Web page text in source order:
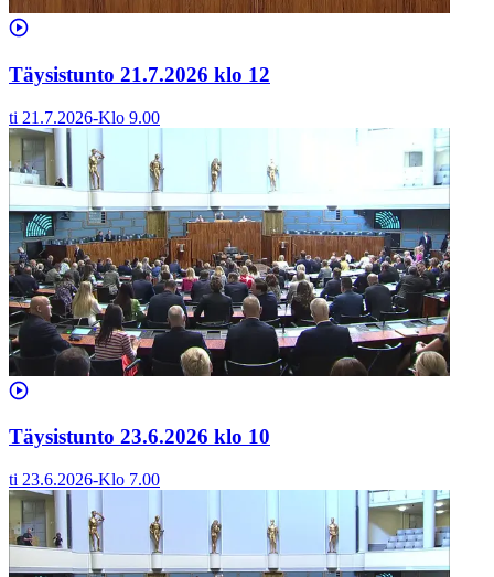
Täysistunto 21.7.2026 klo 12
ti 21.7.2026-Klo 9.00
Täysistunto 23.6.2026 klo 10
ti 23.6.2026-Klo 7.00